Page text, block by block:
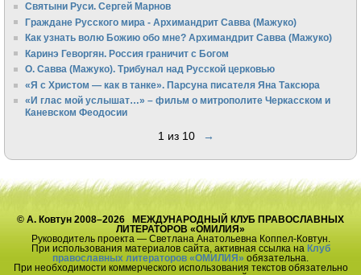
Святыни Руси. Сергей Марнов
Граждане Русского мира - Архимандрит Савва (Мажуко)
Как узнать волю Божию обо мне? Архимандрит Савва (Мажуко)
Каринэ Геворгян. Россия граничит с Богом
О. Савва (Мажуко). Трибунал над Русской церковью
«Я с Христом — как в танке». Парсуна писателя Яна Таксюра
«И глас мой услышат…» – фильм о митрополите Черкасском и
Каневском Феодосии
1 из 10 →
© А. Ковтун 2008–2026 МЕЖДУНАРОДНЫЙ КЛУБ ПРАВОСЛАВНЫХ
ЛИТЕРАТОРОВ «ОМИЛИЯ»
Руководитель проекта — Светлана Анатольевна Коппел-Ковтун.
При использования материалов сайта, активная ссылка на Клуб
православных литераторов «ОМИЛИЯ» обязательна.
При необходимости коммерческого использования текстов обязательно